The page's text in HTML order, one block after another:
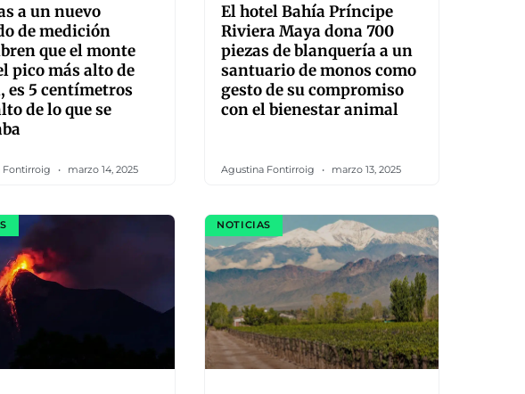
a un nuevo
de medición
que el monte
pico más alto de
es 5 centímetros
de lo que se
Fontirroig marzo 14, 2025
El hotel Bahía Príncipe
Riviera Maya dona 700
piezas de blanquería a un
santuario de monos como
gesto de su compromiso
con el bienestar animal
Agustina Fontirroig marzo 13, 2025
NOTICIAS